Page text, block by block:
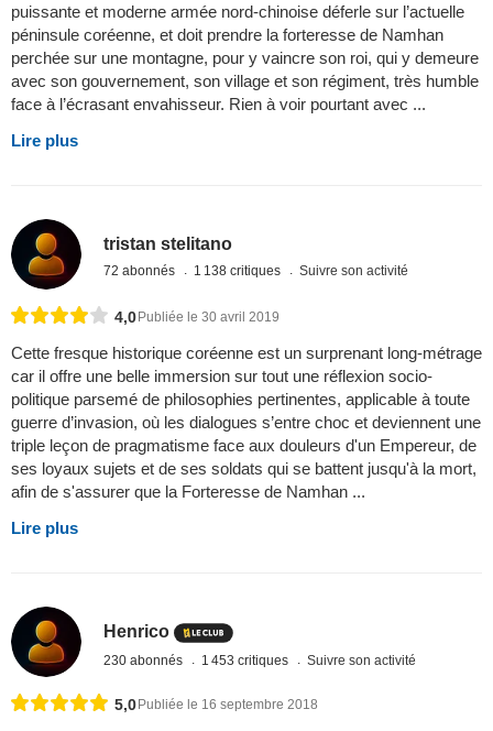
puissante et moderne armée nord-chinoise déferle sur l’actuelle
péninsule coréenne, et doit prendre la forteresse de Namhan
perchée sur une montagne, pour y vaincre son roi, qui y demeure
avec son gouvernement, son village et son régiment, très humble
face à l’écrasant envahisseur. Rien à voir pourtant avec ...
Lire plus
tristan stelitano
72 abonnés 1 138 critiques Suivre son activité
4,0 Publiée le 30 avril 2019
Cette fresque historique coréenne est un surprenant long-métrage
car il offre une belle immersion sur tout une réflexion socio-
politique parsemé de philosophies pertinentes, applicable à toute
guerre d’invasion, où les dialogues s’entre choc et deviennent une
triple leçon de pragmatisme face aux douleurs d'un Empereur, de
ses loyaux sujets et de ses soldats qui se battent jusqu'à la mort,
afin de s'assurer que la Forteresse de Namhan ...
Lire plus
Henrico
230 abonnés 1 453 critiques Suivre son activité
5,0 Publiée le 16 septembre 2018